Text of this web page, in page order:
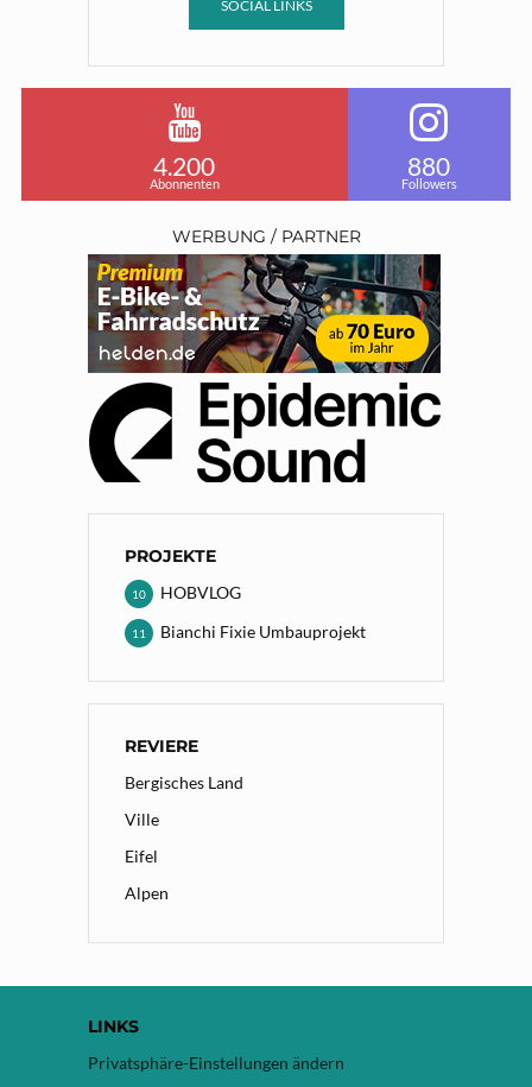
SOCIAL LINKS
4.200
Abonnenten
880
Followers
WERBUNG / PARTNER
PROJEKTE
HOBVLOG
10
Bianchi Fixie Umbauprojekt
11
REVIERE
Bergisches Land
Ville
Eifel
Alpen
LINKS
Privatsphäre-Einstellungen ändern